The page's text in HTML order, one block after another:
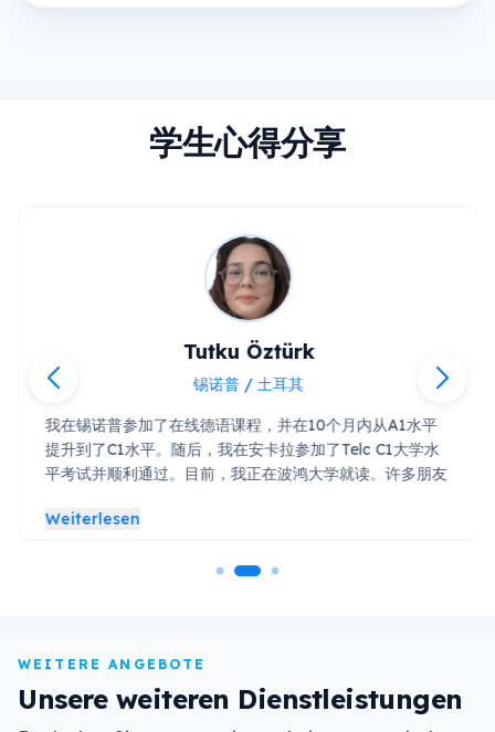
学生心得分享
Tutku Öztürk
锡诺普 / 土耳其
我在锡诺普参加了在线德语课程，并在10个月内从A1水平
提升到了C1水平。随后，我在安卡拉参加了Telc C1大学水
平考试并顺利通过。目前，我正在波鸿大学就读。许多朋友
的在线课程确实非常成功。他们运用最先进的技术，并提供
Weiterlesen
WEITERE ANGEBOTE
Unsere weiteren Dienstleistungen